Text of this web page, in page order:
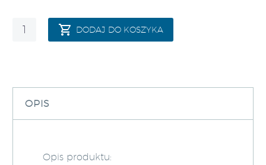
ilość
Kelvedonu
DODAJ DO KOSZYKA
OPIS
Opis produktu: